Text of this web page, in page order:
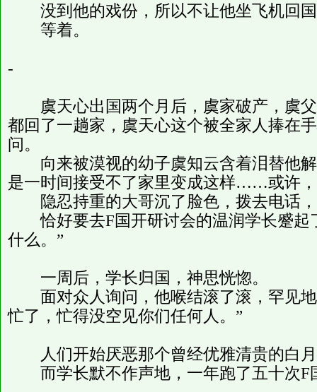
没到他的戏份，所以不让他坐飞机回
等着。
-
虞天心出国两个月后，虞家破产，虞父
都回了一趟家，虞天心这个被全家人捧在
问。
向来被漠视的幼子虞知云含着泪替他解
是一时间接受不了家里变成这样……或许
隐忍持重的大哥沉了脸色，拨去电话，
恰好要去F国开研讨会的温润学长蹙起
什么。”
一周后，学长归国，神思恍惚。
面对众人询问，他喉结滚了滚，罕见地
忙了，忙得没空见你们任何人。”
人们开始厌恶那个曾经优雅清贵的白
而学长默不作声地，一年跑了五十次F